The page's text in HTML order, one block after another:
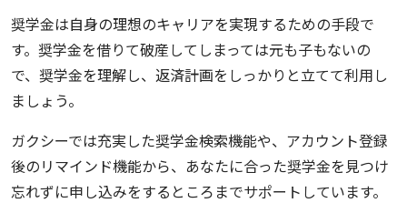
奨学金は自身の理想のキャリアを実現するための手段で
す。奨学金を借りて破産してしまっては元も子もないの
で、奨学金を理解し、返済計画をしっかりと立てて利用し
ましょう。
ガクシーでは充実した奨学金検索機能や、アカウント登録
後のリマインド機能から、あなたに合った奨学金を見つけ
忘れずに申し込みをするところまでサポートしています。